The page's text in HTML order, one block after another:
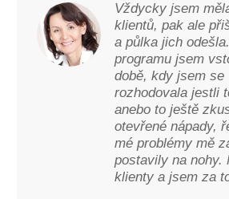
Vždycky jsem
klientů, pak ale
a půlka jich
programu jsem
době, kdy jsem se
rozhodovala jestli
anebo to ještě
otevřené nápady,
mé problémy mě
postavily na nohy.
klienty a jsem za